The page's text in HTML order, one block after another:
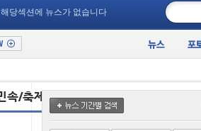
해당섹션에 뉴스가 없습니다